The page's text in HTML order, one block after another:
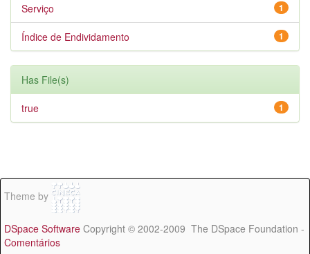
1
Serviço
1
Índice de Endividamento
Has File(s)
1
true
Theme by
DSpace Software Copyright © 2002-2009 The DSpace Foundation -
Comentários